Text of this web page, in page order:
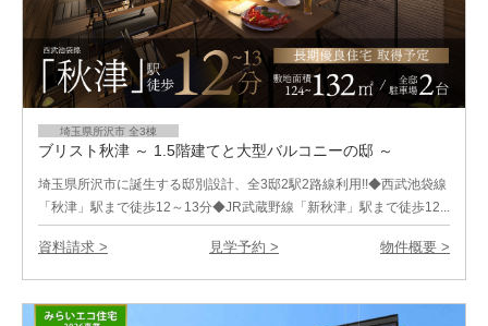
埼玉県所沢市 全3棟
ブリスト秋津 ～ 1.5階建てと大型バルコニーの邸 ～
埼玉県所沢市に誕生する邸別設計、全3邸2駅2路線利用!!◆西武池袋線
「秋津」駅まで徒歩12～13分◆JR武蔵野線「新秋津」駅まで徒歩12...
資料請求 > 見学予約 > 物件概要 >